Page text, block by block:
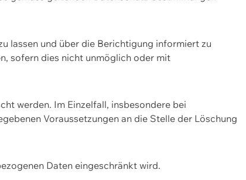
lassen und über die Berichtigung informiert zu
sofern dies nicht unmöglich oder mit
werden. Im Einzelfall, insbesondere bei
Voraussetzungen an die Stelle der Löschung
Daten eingeschränkt wird.